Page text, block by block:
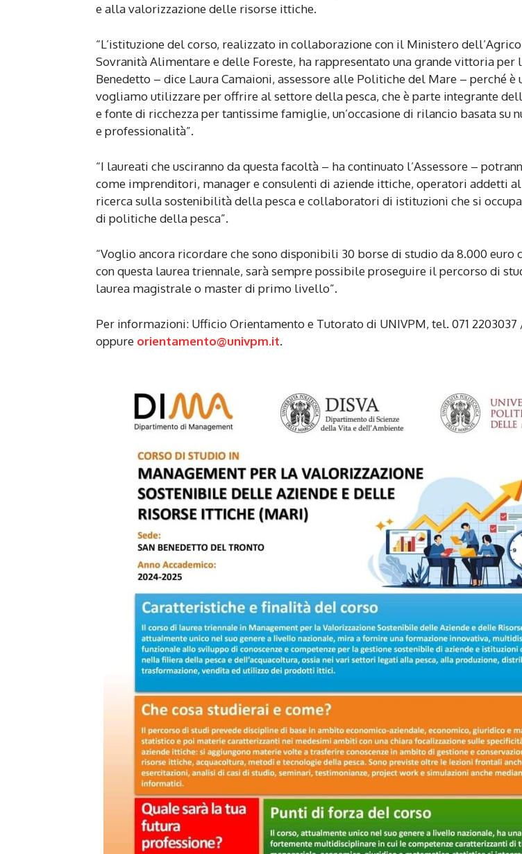
e alla valorizzazione delle risorse ittiche.
“L’istituzione del corso, realizzato in collaborazione con il Ministero
Sovranità Alimentare e delle Foreste, ha rappresentato una grande vittoria per
Benedetto – dice Laura Camaioni, assessore alle Politiche del Mare – perché è
vogliamo utilizzare per offrire al settore della pesca, che è parte integrante
e fonte di ricchezza per tantissime famiglie, un’occasione di rilancio basata su
e professionalità”.
“I laureati che usciranno da questa facoltà – ha continuato l’Assessore –
come imprenditori, manager e consulenti di aziende ittiche, operatori addetti
ricerca sulla sostenibilità della pesca e collaboratori di istituzioni che si
di politiche della pesca”.
“Voglio ancora ricordare che sono disponibili 30 borse di studio da 8.000 euro
con questa laurea triennale, sarà sempre possibile proseguire il percorso di
laurea magistrale o master di primo livello”.
Per informazioni: Ufficio Orientamento e Tutorato di UNIVPM, tel. 071 2203037
oppure orientamento@univpm.it.